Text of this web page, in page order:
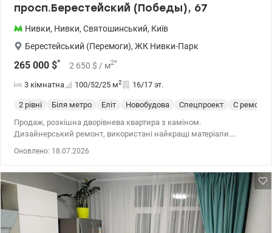
просп.Берестейский (Победы), 67
Нивки, Нивки, Святошинський, Київ
Берестейський (Перемоги), ЖК Нивки-Парк
265 000 $* 2 650 $ / м2*
3 кімнатна 100/52/25 м2 16/17 эт.
2 рівні Біля метро Еліт Новобудова Спецпроект
С
Продаж, розкішна дворівнева квартира з каміном.
Дизайнерський ремонт, використані найкращі матеріали.
окремими кімнатами та санвузлом. Квартира розташована в
сучасному житловому комплексі з закритою охороняємою
територією. Поруч є школа, дитсадок, зупинки, розважальні
заклади, супермаркет, парк, річка/озеро, ліс. 044 200 10 80
Valion.ua/1091651
Оновлено: 18.07.2026